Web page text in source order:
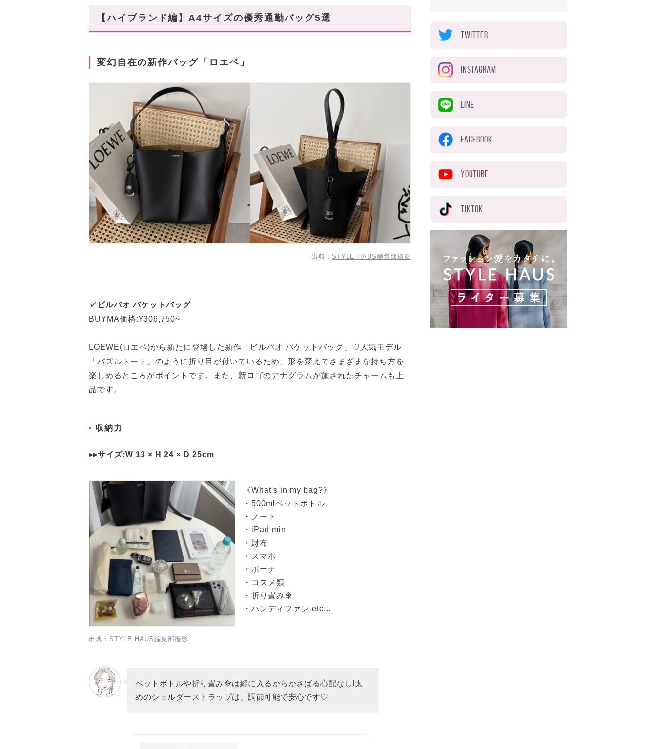
【ハイブランド編】A4サイズの優秀通勤バッグ5選
変幻自在の新作バッグ「ロエベ」
出典： STYLE HAUS編集部撮影
✓ビルバオ バケットバッグ
BUYMA価格:¥306,750~
LOEWE(ロエベ)から新たに登場した新作「ビルバオ バケットバッグ」♡人気モデル
「パズルトート」のように折り目が付いているため、形を変えてさまざまな持ち方を
楽しめるところがポイントです。また、新ロゴのアナグラムが施されたチャームも上
品です。
収納力
▸▸サイズ:W 13 × H 24 × D 25cm
出典： STYLE HAUS編集部撮影
《What's in my bag?》
・500mlペットボトル
・ノート
・iPad mini
・財布
・スマホ
・ポーチ
・コスメ類
・折り畳み傘
・ハンディファン etc...
ペットボトルや折り畳み傘は縦に入るからかさばる心配なし!太
めのショルダーストラップは、調節可能で安心です♡
TWITTER
INSTAGRAM
LINE
FACEBOOK
YOUTUBE
TIKTOK